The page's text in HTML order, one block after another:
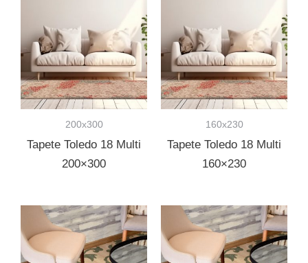
200x300
Tapete Toledo 18 Multi
200×300
160x230
Tapete Toledo 18 Multi
160×230